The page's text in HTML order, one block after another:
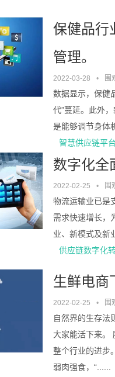
保健品行
管理。
2022-03-28 • 围
数据显示，保健
代”蔓延。此外
是能够调节身体
智慧供应链平台
数字化全
2022-02-25 • 围
物流运输业已是
需求快速增长，
业、新模式及新
供应链数字化
生鲜电商
2022-02-25 • 围
自然界的生存法
大家能活下来。
整个行业的进步
弱肉强食，“......